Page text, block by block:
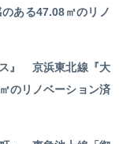
ある47.08㎡のリノ
』 京浜東北線『大
のリノベーション済